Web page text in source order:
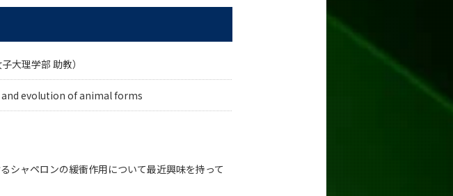
大理学部 助教）
evolution of animal forms
シャペロンの緩衝作用について最近興味を持って